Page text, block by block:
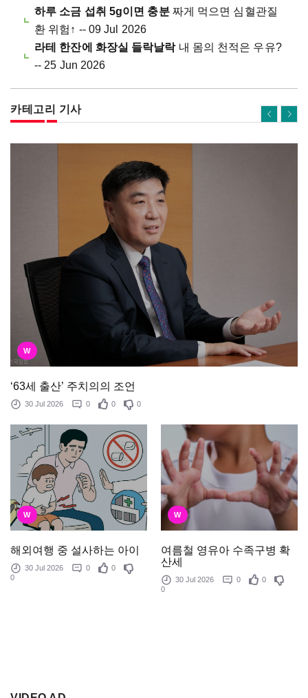
하루 소금 섭취 5g이면 충분짜게 먹으면 심혈관질
환 위험↑ -- 09 Jul 2026
라테 한잔에 화장실 들락날락내 몸의 천적은 우유?
-- 25 Jun 2026
카테고리 기사
W
‘63세 출산’ 주치의의 조언
30 Jul 2026 0 0 0
W
해외여행 중 설사하는 아이
30 Jul 2026 0
0
0
W
여름철 영유아 수족구병 확
산세
30 Jul 2026 0
0
0